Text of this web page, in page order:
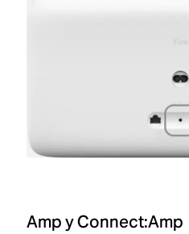
Amp y Connect:Amp